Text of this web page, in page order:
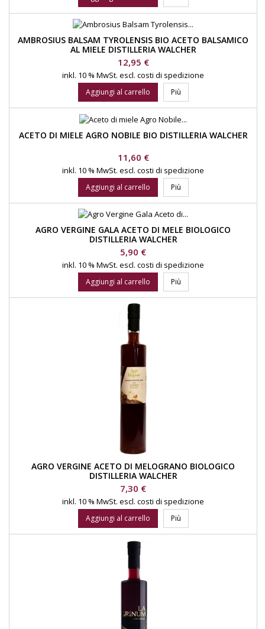
AMBROSIUS BALSAM TYROLENSIS BIO ACETO BALSAMICO
AL MIELE DISTILLERIA WALCHER
Prezzo
12,95 €
inkl. 10 % MwSt. escl. costi di spedizione
Aggiungi al carrello Più
ACETO DI MIELE AGRO NOBILE BIO DISTILLERIA WALCHER
Prezzo
11,60 €
inkl. 10 % MwSt. escl. costi di spedizione
Aggiungi al carrello Più
AGRO VERGINE GALA ACETO DI MELE BIOLOGICO
DISTILLERIA WALCHER
Prezzo
5,90 €
inkl. 10 % MwSt. escl. costi di spedizione
Aggiungi al carrello Più
AGRO VERGINE ACETO DI MELOGRANO BIOLOGICO
DISTILLERIA WALCHER
Prezzo
7,30 €
inkl. 10 % MwSt. escl. costi di spedizione
Aggiungi al carrello Più